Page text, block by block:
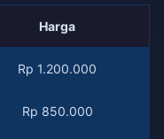
Harga
Rp 1.200.000
Rp 850.000